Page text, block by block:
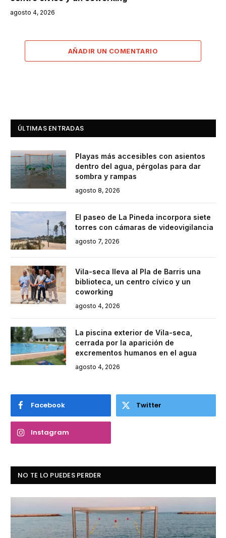
agosto 4, 2026
AÑADIR UN COMENTARIO
ÚLTIMAS ENTRADAS
Playas más accesibles con asientos
dentro del agua, pérgolas para dar
sombra y rampas
agosto 8, 2026
El paseo de La Pineda incorpora siete
torres con cámaras de videovigilancia
agosto 7, 2026
Vila-seca lleva al Pla de Barris una
biblioteca, un centro cívico y un
coworking
agosto 4, 2026
La piscina exterior de Vila-seca,
cerrada por la aparición de
excrementos humanos en el agua
agosto 4, 2026
Facebook Twitter
Instagram
NO TE LO PUEDES PERDER